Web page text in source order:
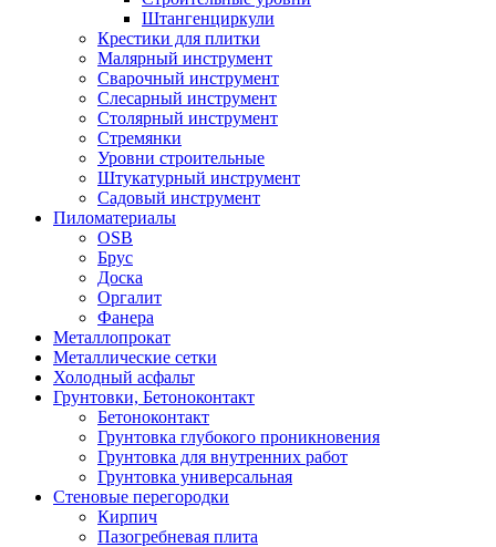
Штангенциркули
Крестики для плитки
Малярный инструмент
Сварочный инструмент
Слесарный инструмент
Столярный инструмент
Стремянки
Уровни строительные
Штукатурный инструмент
Садовый инструмент
Пиломатериалы
OSB
Брус
Доска
Оргалит
Фанера
Металлопрокат
Металлические сетки
Холодный асфальт
Грунтовки, Бетоноконтакт
Бетоноконтакт
Грунтовка глубокого проникновения
Грунтовка для внутренних работ
Грунтовка универсальная
Стеновые перегородки
Кирпич
Пазогребневая плита